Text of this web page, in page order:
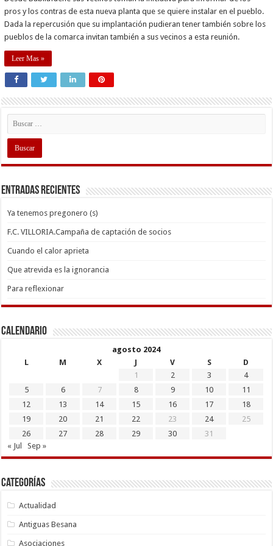
pros y los contras de esta nueva planta que se quiere instalar en el pueblo.
Dada la repercusión que su implantación pudieran tener también sobre los
pueblos de la comarca invitan también a sus vecinos a esta reunión.
Leer Mas »
Entradas recientes
Ya tenemos pregonero (s)
F.C. VILLORIA.Campaña de captación de socios
Cuando el calor aprieta
Que atrevida es la ignorancia
Para reflexionar
Calendario
agosto 2024
L
M X J V S
D
1
2 3
4
5
6 7 8 9 10
11
12
13 14 15 16 17
18
19
20 21 22 23 24
25
26
27 28 29 30
31
« Jul
Sep »
Categorías
Actualidad
Antiguas Besana
Asociaciones